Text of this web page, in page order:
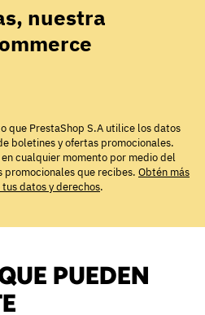
nuestra
que PrestaShop S.A utilice los datos
boletines y ofertas promocionales.
cualquier momento por medio del
promocionales que recibes. Obtén más
datos y derechos.
PUEDEN